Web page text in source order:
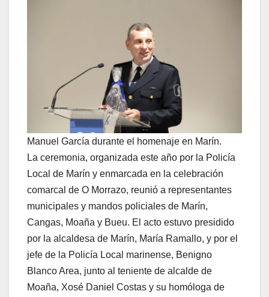
Manuel García durante el homenaje en Marín.
La ceremonia, organizada este año por la Policía
Local de Marín y enmarcada en la celebración
comarcal de O Morrazo, reunió a representantes
municipales y mandos policiales de Marín,
Cangas, Moaña y Bueu. El acto estuvo presidido
por la alcaldesa de Marín, María Ramallo, y por el
jefe de la Policía Local marinense, Benigno
Blanco Area, junto al teniente de alcalde de
Moaña, Xosé Daniel Costas y su homóloga de